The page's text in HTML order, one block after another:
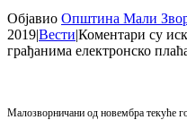
Објавио Општина Мали
2019|Вести|Коментари су
грађанима електронско
Малозворничани од новембра текуће